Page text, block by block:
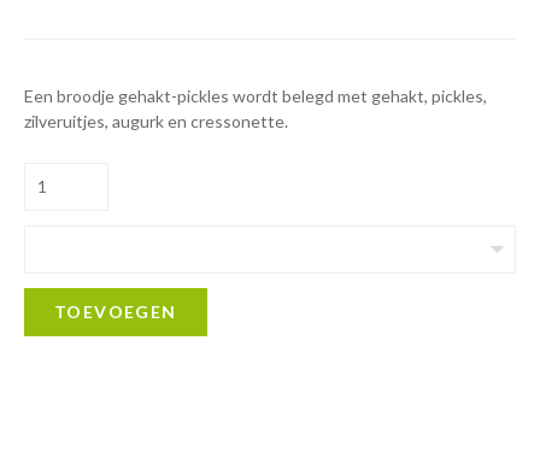
Een broodje gehakt-pickles wordt belegd met gehakt, pickles,
zilveruitjes, augurk en cressonette.
TOEVOEGEN